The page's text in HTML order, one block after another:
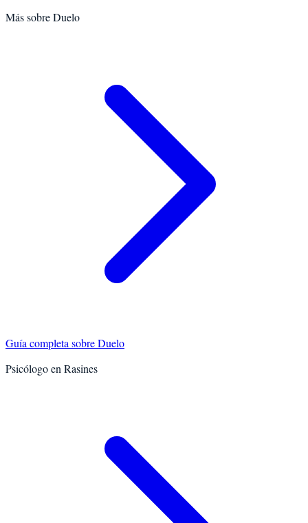
Más sobreDuelo
Guía completa sobreDuelo
Psicólogo en Rasines